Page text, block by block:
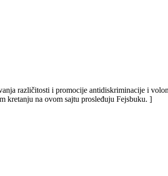
različitosti i promocije antidiskriminacije i
kretanju na ovom sajtu prosleđuju Fejsbuku. ]